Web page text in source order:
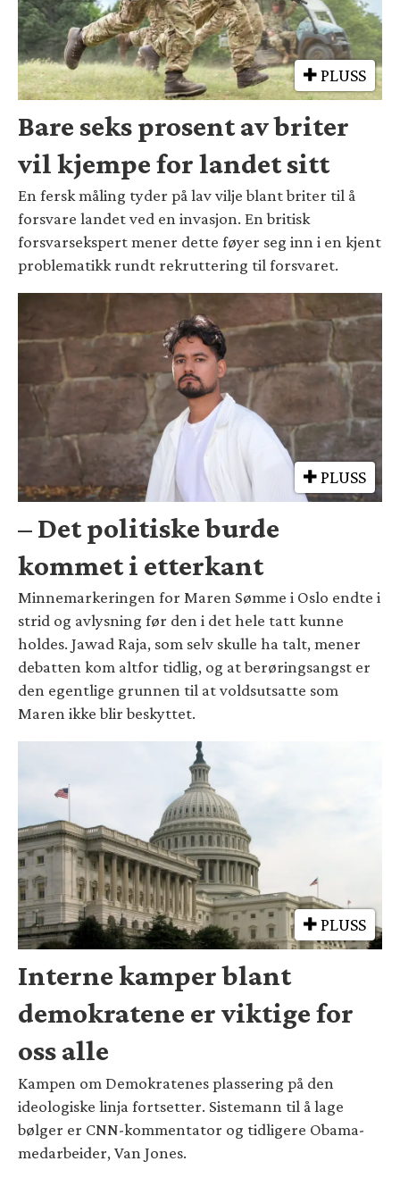
PLUSS
Bare seks prosent av briter
vil kjempe for landet sitt
En fersk måling tyder på lav vilje blant briter til å
forsvare landet ved en invasjon. En britisk
forsvarsekspert mener dette føyer seg inn i en kjent
problematikk rundt rekruttering til forsvaret.
PLUSS
– Det politiske burde
kommet i etterkant
Minnemarkeringen for Maren Sømme i Oslo endte i
strid og avlysning før den i det hele tatt kunne
holdes. Jawad Raja, som selv skulle ha talt, mener
debatten kom altfor tidlig, og at berøringsangst er
den egentlige grunnen til at voldsutsatte som
Maren ikke blir beskyttet.
PLUSS
Interne kamper blant
demokratene er viktige for
oss alle
Kampen om Demokratenes plassering på den
ideologiske linja fortsetter. Sistemann til å lage
bølger er CNN-kommentator og tidligere Obama-
medarbeider, Van Jones.